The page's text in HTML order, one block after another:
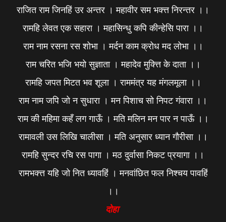
राजित राम जिनहिं उर अन्तर । महावीर सम भक्त्त निरन्तर ।।
रामहि लेवत एक सहारा । महासिन्धु कपि कीन्हेसि पारा ।।
राम नाम रसना रस शोभा । मर्दन काम क्रोध मद लोभा ।।
राम चरित भजि भयो सुज्ञाता । महादेव मुक्त्ति के दाता ।।
रामहि जपत मिटत भव शूला । राममंत्र यह मंगलमूला ।।
राम नाम जपि जो न सुधारा । मन पिशाच सो निपट गंवारा ।।
राम की महिमा कहँ लग गाऊँ । मति मलिन मन पार न पाऊँ ।।
रामावली उस लिखि चालीसा । मति अनुसार ध्यान गौरीसा ।।
रामहि सुन्दर रचि रस पागा । मठ दुर्वासा निकट प्रयागा ।।
रामभक्त्त यहि जो नित ध्यावहिं । मनवांछित फल निश्चय पावहिं
।।
दोहा